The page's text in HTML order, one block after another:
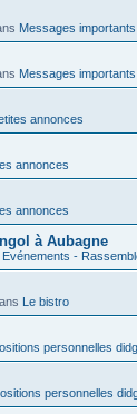
Messages importants
Messages importants
annonces
annonces
annonces
à Aubagne
-
Le bistro
personnelles
personnelles